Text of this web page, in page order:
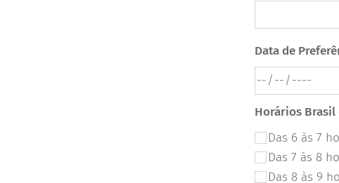
Data de
Horários Brasil
Das 6 às 7
Das 7 às 8
Das 8 às 9